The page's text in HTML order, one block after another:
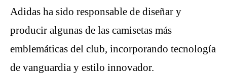
Adidas ha sido responsable de diseñar y
producir algunas de las camisetas más
emblemáticas del club, incorporando tecnología
de vanguardia y estilo innovador.